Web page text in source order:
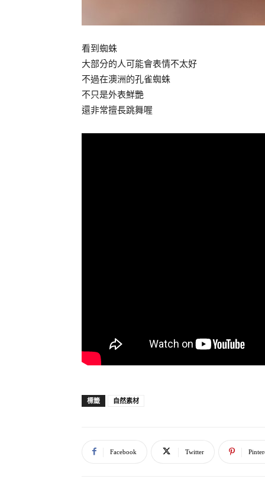
看到蜘蛛
大部分的人可能會表情不太好
不過在澳洲的孔雀蜘蛛
不只是外表鮮艷
還非常擅長跳舞喔
標籤 自然素材
Facebook Twitter